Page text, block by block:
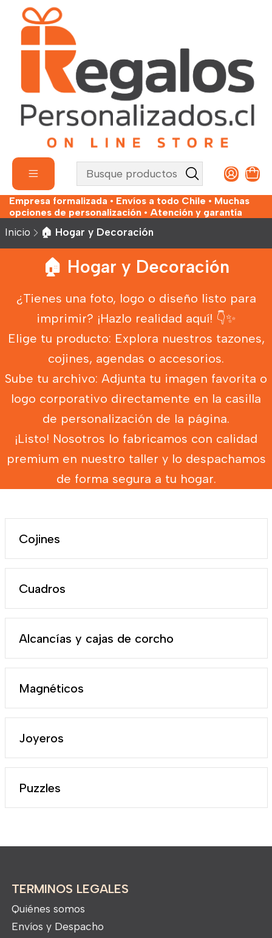
Empresa formalizada • Envíos a todo Chile • Muchas
opciones de personalización • Atención y garantía
Inicio 🏠 Hogar y Decoración
🏠 Hogar y Decoración
¿Tienes una foto, logo o diseño listo para
imprimir? ¡Hazlo realidad aquí! 👇✨
Elige tu producto: Explora nuestros tazones,
cojines, agendas o accesorios.
Sube tu archivo: Adjunta tu imagen favorita o
logo corporativo directamente en la casilla
de personalización de la página.
¡Listo! Nosotros lo fabricamos con calidad
premium en nuestro taller y lo despachamos
de forma segura a tu hogar.
Cojines
Cuadros
Alcancías y cajas de corcho
Magnéticos
Joyeros
Puzzles
TERMINOS LEGALES
Quiénes somos
Envíos y Despacho